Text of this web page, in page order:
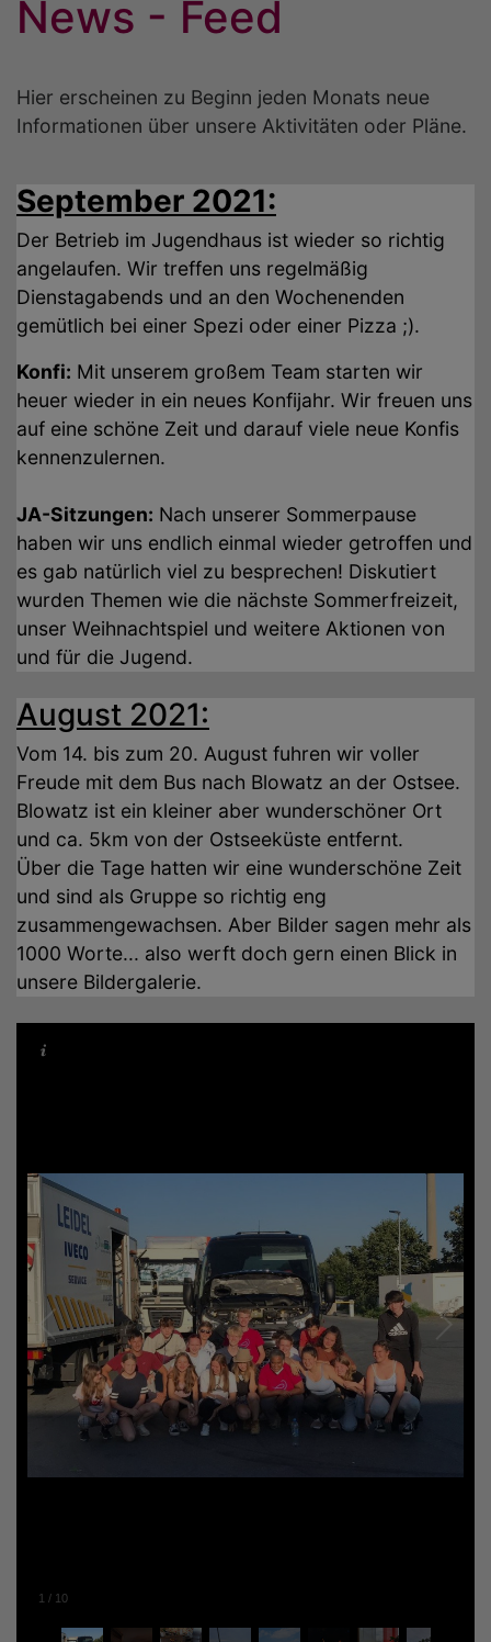
News - Feed
Hier erscheinen zu Beginn jeden Monats neue
Informationen über unsere Aktivitäten oder Pläne.
September 2021:
Der Betrieb im Jugendhaus ist wieder so richtig
angelaufen. Wir treffen uns regelmäßig
Dienstagabends und an den Wochenenden
gemütlich bei einer Spezi oder einer Pizza ;).
Konfi: Mit unserem großem Team starten wir
heuer wieder in ein neues Konfijahr. Wir freuen uns
auf eine schöne Zeit und darauf viele neue Konfis
kennenzulernen.
JA-Sitzungen: Nach unserer Sommerpause
haben wir uns endlich einmal wieder getroffen und
es gab natürlich viel zu besprechen! Diskutiert
wurden Themen wie die nächste Sommerfreizeit,
unser Weihnachtspiel und weitere Aktionen von
und für die Jugend.
August 2021:
Vom 14. bis zum 20. August fuhren wir voller
Freude mit dem Bus nach Blowatz an der Ostsee.
Blowatz ist ein kleiner aber wunderschöner Ort
und ca. 5km von der Ostseeküste entfernt.
Über die Tage hatten wir eine wunderschöne Zeit
und sind als Gruppe so richtig eng
zusammengewachsen. Aber Bilder sagen mehr als
1000 Worte... also werft doch gern einen Blick in
unsere Bildergalerie.
1 / 10